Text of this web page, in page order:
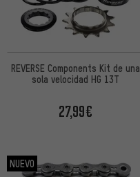
REVERSE Components Kit de una
sola velocidad HG 13T
27,99€
NUEVO